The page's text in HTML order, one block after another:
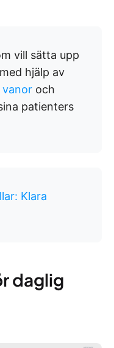
vill sätta upp
hjälp av
och
patienters
Klara
daglig